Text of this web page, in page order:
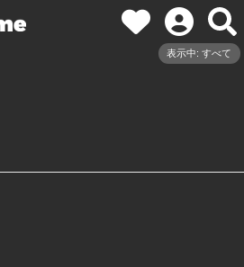
表示中: すべて